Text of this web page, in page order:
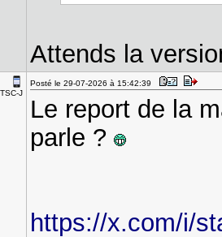
Attends la
J
Posté le 29-07-2026 à 15:42:39
Le report de la
parle ?
https://x.com/i/